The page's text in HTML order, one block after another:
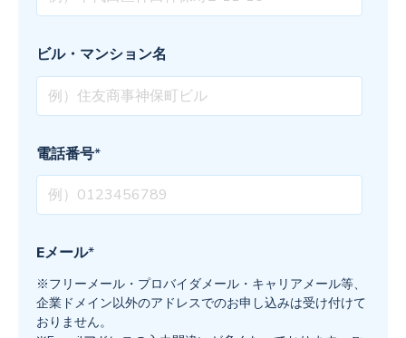
ビル・マンション名
電話番号*
Eメール*
※フリーメール・プロバイダメール・キャリアメール等、
企業ドメイン以外のアドレスでのお申し込みは受け付けて
おりません。